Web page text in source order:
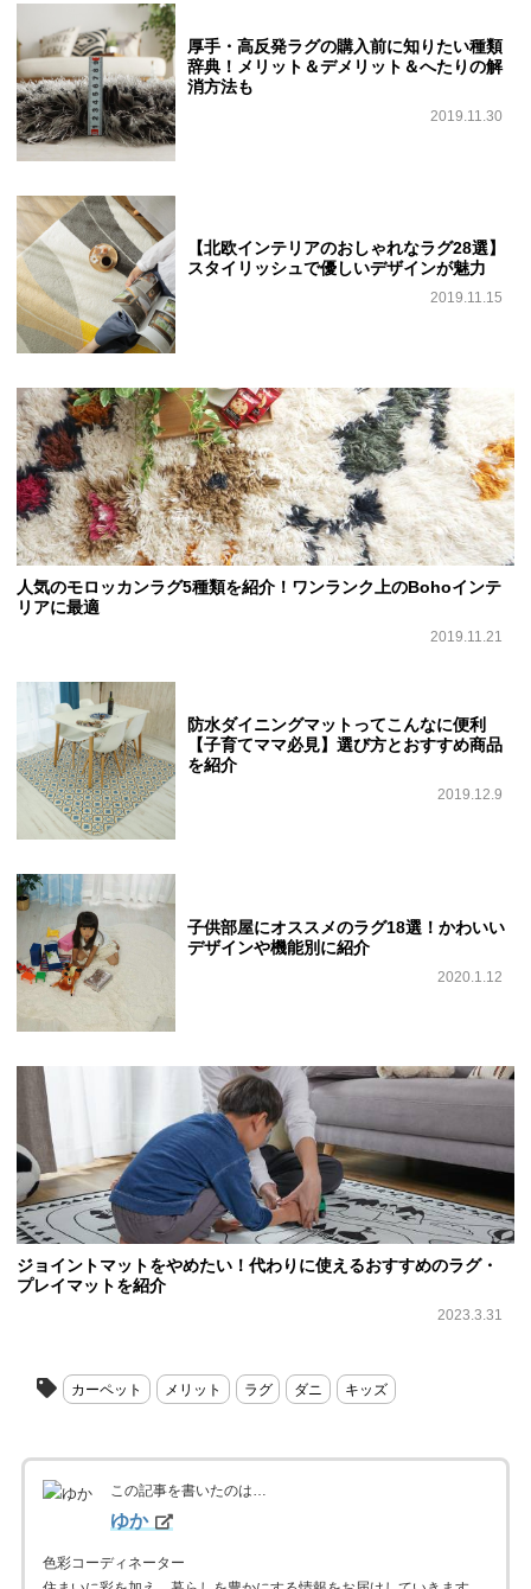
厚手・高反発ラグの購入前に知りたい種類
辞典！メリット＆デメリット＆へたりの解
消方法も
2019.11.30
【北欧インテリアのおしゃれなラグ28選】
スタイリッシュで優しいデザインが魅力
2019.11.15
人気のモロッカンラグ5種類を紹介！ワンランク上のBohoインテ
リアに最適
2019.11.21
防水ダイニングマットってこんなに便利
【子育てママ必見】選び方とおすすめ商品
を紹介
2019.12.9
子供部屋にオススメのラグ18選！かわいい
デザインや機能別に紹介
2020.1.12
ジョイントマットをやめたい！代わりに使えるおすすめのラグ・
プレイマットを紹介
2023.3.31
カーペット メリット ラグ ダニ キッズ
この記事を書いたのは…
ゆか
色彩コーディネーター